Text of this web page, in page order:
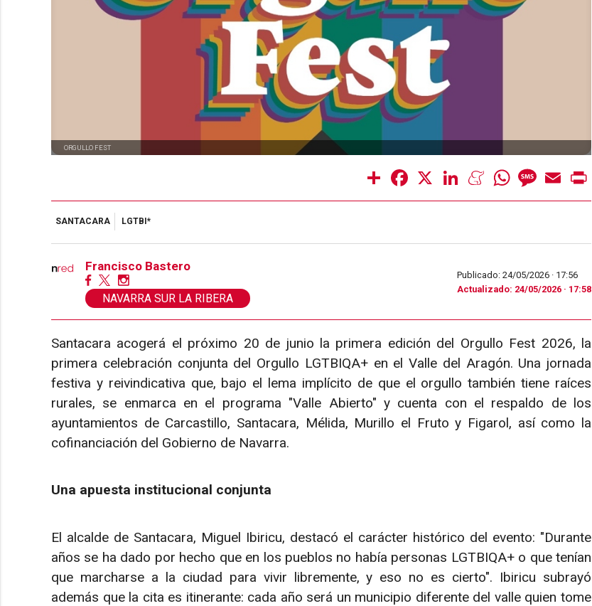
ORGULLO FEST
Share Facebook LinkedInMeneameWhatsAppMessage
Email
SANTACARA LGTBI*
Francisco Bastero
NAVARRA SUR LA RIBERA
Publicado: 24/05/2026 · 17:56
Actualizado: 24/05/2026 · 17:58
Santacara acogerá el próximo 20 de junio la primera edición del Orgullo Fest 2026, la
primera celebración conjunta del Orgullo LGTBIQA+ en el Valle del Aragón. Una jornada
festiva y reivindicativa que, bajo el lema implícito de que el orgullo también tiene raíces
rurales, se enmarca en el programa "Valle Abierto" y cuenta con el respaldo de los
ayuntamientos de Carcastillo, Santacara, Mélida, Murillo el Fruto y Figarol, así como la
cofinanciación del Gobierno de Navarra.
Una apuesta institucional conjunta
El alcalde de Santacara, Miguel Ibiricu, destacó el carácter histórico del evento: "Durante
años se ha dado por hecho que en los pueblos no había personas LGTBIQA+ o que tenían
que marcharse a la ciudad para vivir libremente, y eso no es cierto". Ibiricu subrayó
además que la cita es itinerante: cada año será un municipio diferente del valle quien tome